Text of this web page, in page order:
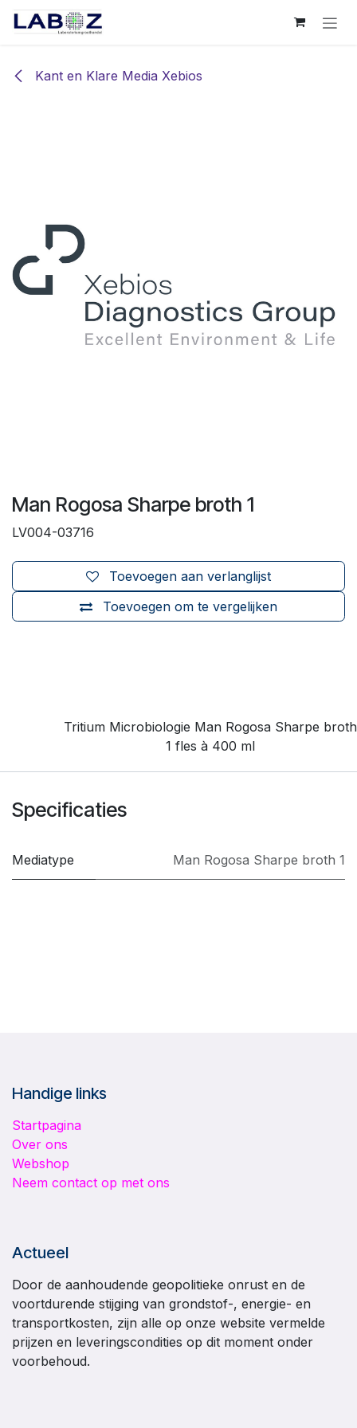
Overslaan naar inhoud
Kant en Klare Media Xebios
Man Rogosa Sharpe broth 1
LV004-03716
Toevoegen om te vergelijken
Toevoegen aan verlanglijst
Tritium Microbiologie Man Rogosa Sharpe broth
1 fles à 400 ml
Specificaties
Mediatype Man Rogosa Sharpe broth 1
Handige links
Startpagina
Over ons
Webshop
Neem contact op met ons
Actueel
Door de aanhoudende geopolitieke onrust en de
voortdurende stijging van grondstof-, energie- en
transportkosten, zijn alle op onze website vermelde
prijzen en leveringscondities op dit moment onder
voorbehoud.